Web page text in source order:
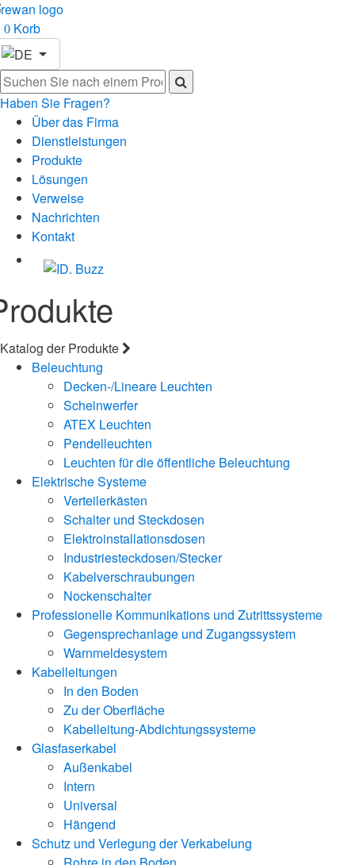
0 Korb
Haben Sie Fragen?
Über das Firma
Dienstleistungen
Produkte
Lösungen
Verweise
Nachrichten
Kontakt
Katalog der Produkte
Beleuchtung
Decken-/Lineare Leuchten
Scheinwerfer
ATEX Leuchten
Pendelleuchten
Leuchten für die öffentliche Beleuchtung
Elektrische Systeme
Verteilerkästen
Schalter und Steckdosen
Elektroinstallationsdosen
Industriesteckdosen/Stecker
Kabelverschraubungen
Nockenschalter
Professionelle Kommunikations und Zutrittssysteme
Gegensprechanlage und Zugangssystem
Warnmeldesystem
Kabelleitungen
In den Boden
Zu der Oberfläche
Kabelleitung-Abdichtungssysteme
Glasfaserkabel
Außenkabel
Intern
Universal
Hängend
Schutz und Verlegung der Verkabelung